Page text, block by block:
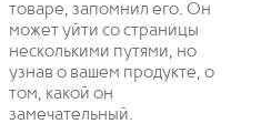
товаре, запомнил его. Он
может уйти со страницы
несколькими путями, но
узнав о вашем продукте, о
том, какой он
замечательный.